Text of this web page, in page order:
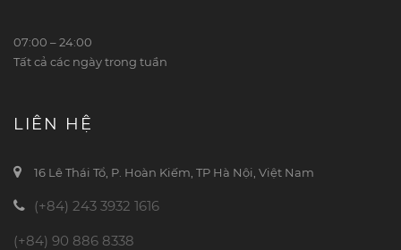
07:00 – 24:00
Tất cả các ngày trong tuần
LIÊN HỆ
16 Lê Thái Tổ, P. Hoàn Kiếm, TP Hà Nội, Việt Nam
(+84) 243 3932 1616
(+84) 90 886 8338